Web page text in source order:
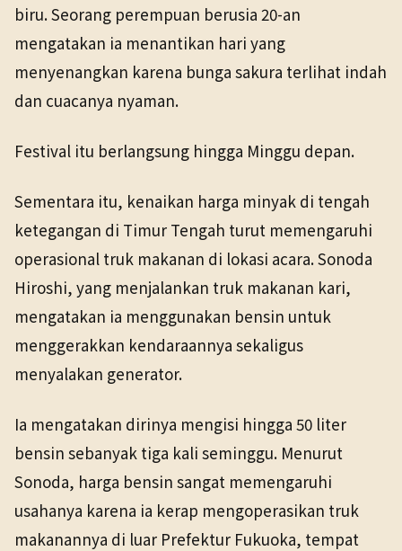
biru. Seorang perempuan berusia 20-an
mengatakan ia menantikan hari yang
menyenangkan karena bunga sakura terlihat indah
dan cuacanya nyaman.
Festival itu berlangsung hingga Minggu depan.
Sementara itu, kenaikan harga minyak di tengah
ketegangan di Timur Tengah turut memengaruhi
operasional truk makanan di lokasi acara. Sonoda
Hiroshi, yang menjalankan truk makanan kari,
mengatakan ia menggunakan bensin untuk
menggerakkan kendaraannya sekaligus
menyalakan generator.
Ia mengatakan dirinya mengisi hingga 50 liter
bensin sebanyak tiga kali seminggu. Menurut
Sonoda, harga bensin sangat memengaruhi
usahanya karena ia kerap mengoperasikan truk
makanannya di luar Prefektur Fukuoka, tempat